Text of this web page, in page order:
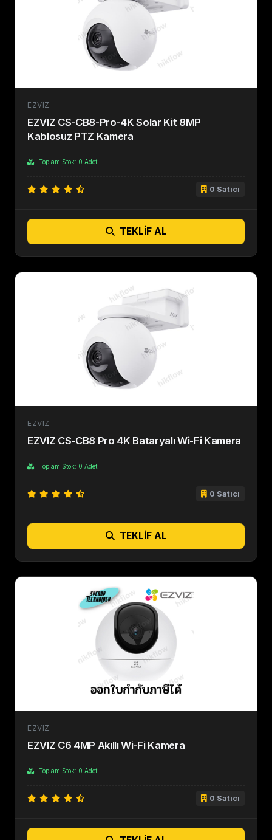
EZVIZ
EZVIZ CS-CB8-Pro-4K Solar Kit 8MP
Kablosuz PTZ Kamera
Toplam Stok: 0 Adet
0 Satıcı
TEKLIF AL
EZVIZ
EZVIZ CS-CB8 Pro 4K Bataryalı Wi-Fi Kamera
Toplam Stok: 0 Adet
0 Satıcı
TEKLIF AL
EZVIZ
EZVIZ C6 4MP Akıllı Wi-Fi Kamera
Toplam Stok: 0 Adet
0 Satıcı